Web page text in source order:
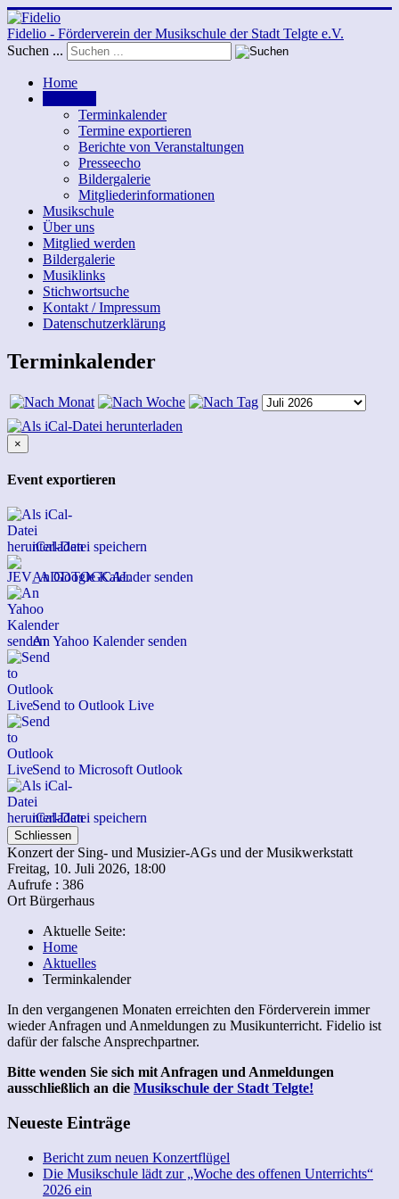
Fidelio - Förderverein der Musikschule der Stadt Telgte e.V.
Suchen ...
Home
Terminkalender
Termine exportieren
Berichte von Veranstaltungen
Presseecho
Bildergalerie
Mitgliederinformationen
Musikschule
Über uns
Mitglied werden
Bildergalerie
Musiklinks
Stichwortsuche
Kontakt / Impressum
Datenschutzerklärung
Terminkalender
×
Event exportieren
iCal-Datei speichern
An Google Kalender senden
An Yahoo Kalender senden
Send to Outlook Live
Send to Microsoft Outlook
iCal-Datei speichern
Schliessen
Konzert der Sing- und Musizier-AGs und der Musikwerkstatt
Freitag, 10. Juli 2026, 18:00
Aufrufe : 386
Ort Bürgerhaus
Aktuelle Seite:
Home
Aktuelles
Terminkalender
In den vergangenen Monaten erreichten den Förderverein immer
wieder Anfragen und Anmeldungen zu Musikunterricht. Fidelio ist
dafür der falsche Ansprechpartner.
Bitte wenden Sie sich mit Anfragen und Anmeldungen
ausschließlich an die Musikschule der Stadt Telgte!
Neueste Einträge
Bericht zum neuen Konzertflügel
Die Musikschule lädt zur „Woche des offenen Unterrichts“
2026 ein